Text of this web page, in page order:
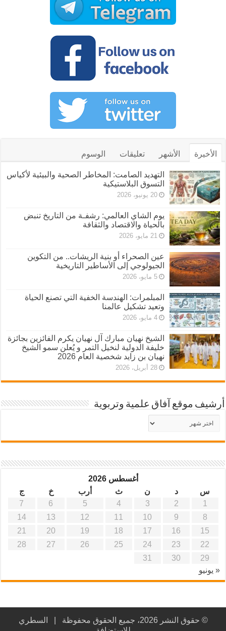
الأخيرة الأشهر تعليقات الوسوم
التهديد الصامت: المخاطر الصحية والبيئية لأكياس
التسوق البلاستيكية
20 يونيو، 2026
يوم الشاي العالمي: رشفـة من التاريخ تنبض
بالحياة والاقتصاد والثقافة
21 مايو، 2026
عين الصحراء أو بنية الريشات.. من التكوين
الجيولوجي إلى الأساطير التاريخية
5 مايو، 2026
المبلمرات: الهندسة الخفية التي تصنع الحياة
وتعيد تشكيل عالمنا
4 مايو، 2026
الشيخ نهيان مبارك آل نهيان يكرم الفائزين بجائزة
خليفة الدولية لنخيل التمر و يُعلن سمو الشيخ
نهيان بن زايد شخصية العام 2026
28 أبريل، 2026
أرشيف موقع آفاق علمية وتربوية
أرشيف
موقع
آفاق
أغسطس 2026
س
د ن ث أرب خ
ج
1
2
3
4
5
6
7
8
9
10
11
12
13
14
15
16
17
18
19
20
21
22
23
24
25
26
27
28
29
30
31
« يونيو
© حقوق النشر 2026، جميع الحقوق محفوظة |
السطري